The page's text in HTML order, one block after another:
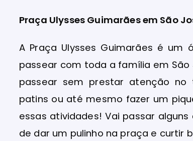
Praça Ulysses Guimarães em São
A Praça Ulysses Guimarães é
passear com toda a família em
passear sem prestar atenção no
patins ou até mesmo fazer um
essas atividades! Vai passar
de dar um pulinho na praça e curtir